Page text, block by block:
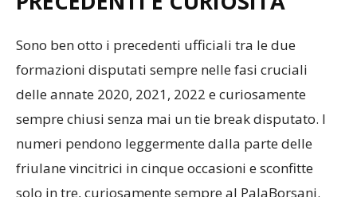
PRECEDENTI E CURIOSITÀ
Sono ben otto i precedenti ufficiali tra le due
formazioni disputati sempre nelle fasi cruciali
sempre chiusi senza mai un tie break disputato. I
numeri pendono leggermente dalla parte delle
friulane vincitrici in cinque occasioni e sconfitte